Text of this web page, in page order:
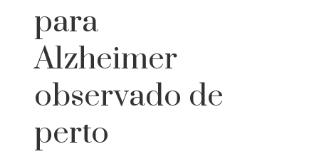
para
Alzheimer
observado de
perto